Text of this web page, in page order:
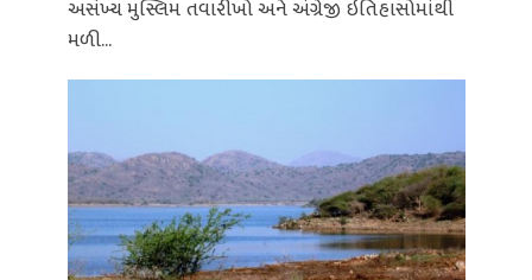
અસંખ્ય મુસ્લિમ તવારીખો અને અંગ્રેજી ઇતિહાસોમાંથી
મળી...